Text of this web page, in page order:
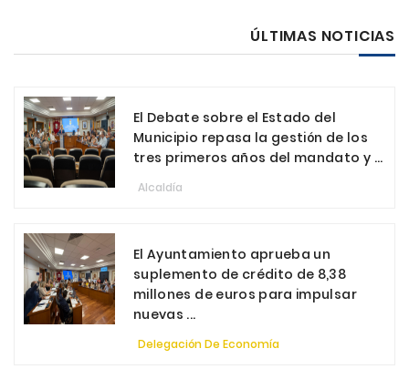
ÚLTIMAS NOTICIAS
El Debate sobre el Estado del
Municipio repasa la gestión de los
tres primeros años del mandato y ...
Alcaldía
El Ayuntamiento aprueba un
suplemento de crédito de 8,38
millones de euros para impulsar
nuevas ...
Delegación De Economía